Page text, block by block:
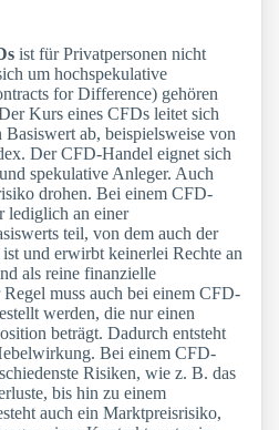
ist für Privatpersonen nicht
um hochspekulative
for Difference) gehören
Kurs eines CFDs leitet sich
ab, beispielsweise von
Der CFD-Handel eignet sich
spekulative Anleger. Auch
drohen. Bei einem CFD-
lediglich an einer
teil, von dem auch der
und erwirbt keinerlei Rechte an
als reine finanzielle
muss auch bei einem CFD-
werden, die nur einen
beträgt. Dadurch entsteht
Bei einem CFD-
Risiken, wie z. B. das
bis hin zu einem
auch ein Marktpreisrisiko,